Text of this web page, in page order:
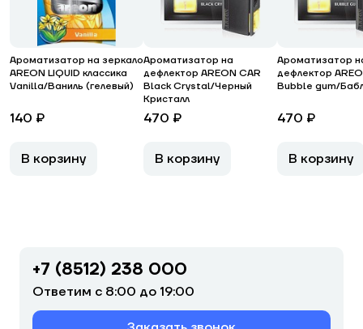
Ароматизатор на зеркало
AREON LIQUID классика
Vanilla/Ваниль (гелевый)
140 ₽
В корзину
Ароматизатор на
дефлектор AREON CAR
Black Crystal/Черный
Кристалл
470 ₽
В корзину
Ароматизатор
дефлектор
Bubble gum/
470 ₽
В корзину
+7 (8512) 238 000
Ответим с 8:00 до 19:00